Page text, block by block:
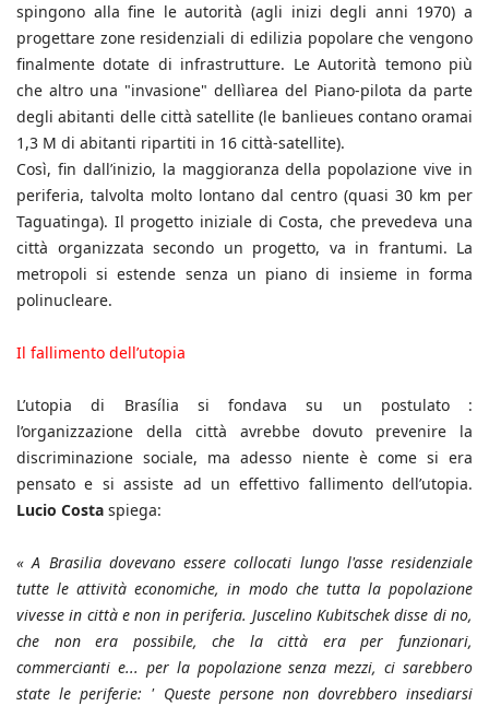
spingono alla fine le autorità (agli inizi degli anni 1970) a
progettare zone residenziali di edilizia popolare che vengono
finalmente dotate di infrastrutture. Le Autorità temono più
che altro una "invasione" dellìarea del Piano-pilota da parte
degli abitanti delle città satellite (le banlieues contano oramai
1,3 M di abitanti ripartiti in 16 città-satellite).
Così, fin dall’inizio, la maggioranza della popolazione vive in
periferia, talvolta molto lontano dal centro (quasi 30 km per
Taguatinga). Il progetto iniziale di Costa, che prevedeva una
città organizzata secondo un progetto, va in frantumi. La
metropoli si estende senza un piano di insieme in forma
polinucleare.
Il fallimento dell’utopia
L’utopia di Brasília si fondava su un postulato :
l’organizzazione della città avrebbe dovuto prevenire la
discriminazione sociale, ma adesso niente è come si era
pensato e si assiste ad un effettivo fallimento dell’utopia.
Lucio Costa spiega:
« A Brasilia dovevano essere collocati lungo l'asse residenziale
tutte le attività economiche, in modo che tutta la popolazione
vivesse in città e non in periferia. Juscelino Kubitschek disse di no,
che non era possibile, che la città era per funzionari,
commercianti e... per la popolazione senza mezzi, ci sarebbero
state le periferie: ' Queste persone non dovrebbero insediarsi